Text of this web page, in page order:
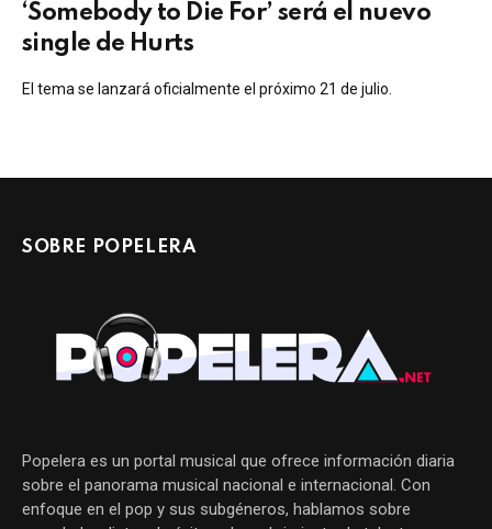
‘Somebody to Die For’ será el nuevo
single de Hurts
El tema se lanzará oficialmente el próximo 21 de julio.
SOBRE POPELERA
Popelera es un portal musical que ofrece información diaria
sobre el panorama musical nacional e internacional. Con
enfoque en el pop y sus subgéneros, hablamos sobre